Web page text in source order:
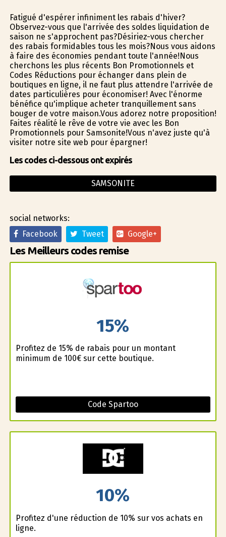
Fatigué d'espérer infiniment les rabais d'hiver?
Observez-vous que l'arrivée des soldes liquidation de
saison ne s'approchent pas?Désiriez-vous chercher
des rabais formidables tous les mois?Nous vous aidons
à faire des économies pendant toute l'année!Nous
cherchons les plus récents Bon Promotionnels et
Codes Réductions pour échanger dans plein de
boutiques en ligne, il ne faut plus attendre l'arrivée de
dates particulières pour économiser! Avec l'énorme
bénéfice qu'implique acheter tranquillement sans
bouger de votre maison.Vous adorez notre proposition!
Faites réalité le rêve de votre vie avec les Bon
Promotionnels pour Samsonite!Vous n'avez juste qu'à
visiter notre site web pour épargner!
Les codes ci-dessous ont expirés
SAMSONITE
social networks:
Facebook
Tweet Google+
Les Meilleurs codes remise
15%
Profitez de 15% de rabais pour un montant
minimum de 100€ sur cette boutique.
Code Spartoo
10%
Profitez d'une réduction de 10% sur vos achats en
ligne.